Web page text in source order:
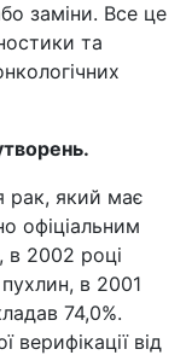
заміни. Все це
та
рак, який має
офіціальним
в 2002 році
в 2001
74,0%.
верифікації від